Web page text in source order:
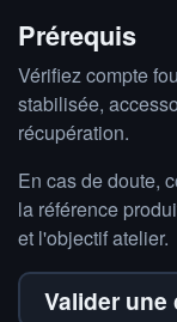
Prérequis
Vérifiez compte
stabilisée,
récupération.
En cas de doute,
la référence
et l'objectif atelier.
Valider